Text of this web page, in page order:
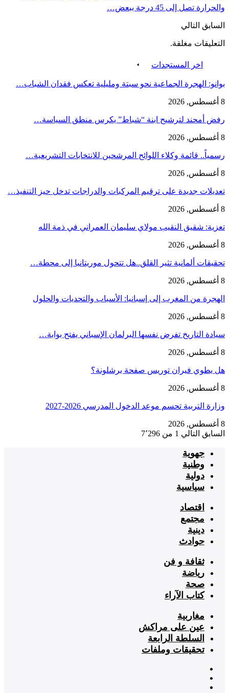
والحرارة تصل إلى 45 درجة ببعض…
السابق التالي
التعليقات مغلقة.
اخر المستجدات
بوانو: الهجرة الجماعية نحو سبتة ومليلية تعكس فقدان الشباب…
8 أغسطس, 2026
رفض أمحند لترشيح ابنة “شباط” يكرس منطق السياسة…
8 أغسطس, 2026
رسمياً.. قائمة وكلاء اللوائح المرشحين للانتخابات التشريعية…
8 أغسطس, 2026
تعديلات جديدة على ترقيم المركبات والدراجات تدخل حيز التنفيذ…
8 أغسطس, 2026
تعزية: شقيق النقيب مولاي سليمان العمراني في ذمة الله
8 أغسطس, 2026
تحقيقات ألمانية تثير القلق..هل تتحول موريتانيا إلى محطة…
8 أغسطس, 2026
الهجرة من المغرب إلى إسبانيا: الأسباب والتحديات والحلول
8 أغسطس, 2026
سيادة التاريخ تفرض نفسها البرلمان الإسباني يفتح بوابة…
8 أغسطس, 2026
هل يطوي فيران توريس صفحة برشلونة؟
8 أغسطس, 2026
وزارة التربية تحسم موعد الدخول المدرسي 2026-2027
8 أغسطس, 2026
السابق التالي 1 من 7٬296
جهوية
وطنية
دولية
سياسية
اقتصاد
مجتمع
دينية
حوادث
ثقافة و فن
رياضة
صحة
كتاب الآراء
مغاربية
عين على مراكش
السلطة الرابعة
تحقيقات وملفات